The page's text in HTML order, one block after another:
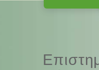
Μαζί